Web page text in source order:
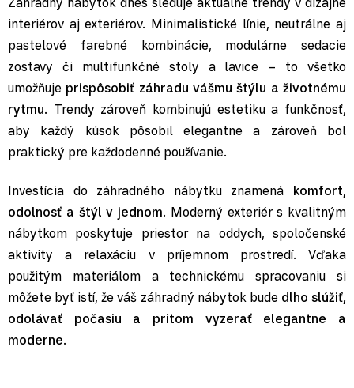
interiérov aj exteriérov. Minimalistické línie, neutrálne aj
pastelové farebné kombinácie, modulárne sedacie
zostavy či multifunkčné stoly a lavice – to všetko
umožňuje prispôsobiť záhradu vášmu štýlu a životnému
rytmu. Trendy zároveň kombinujú estetiku a funkčnosť,
aby každý kúsok pôsobil elegantne a zároveň bol
praktický pre každodenné používanie.
Investícia do záhradného nábytku znamená komfort,
odolnosť a štýl v jednom. Moderný exteriér s kvalitným
nábytkom poskytuje priestor na oddych, spoločenské
aktivity a relaxáciu v príjemnom prostredí. Vďaka
použitým materiálom a technickému spracovaniu si
môžete byť istí, že váš záhradný nábytok bude dlho slúžiť,
odolávať počasiu a pritom vyzerať elegantne a
moderne.